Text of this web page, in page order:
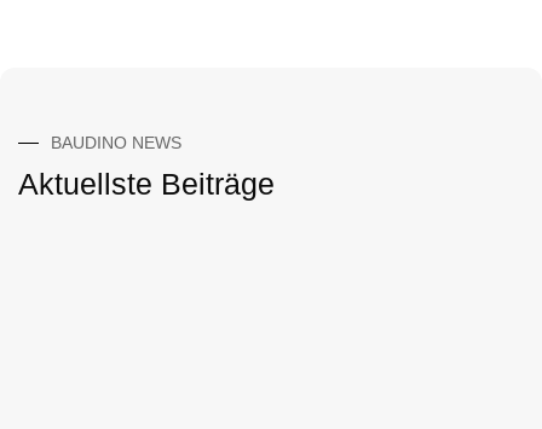
BAUDINO NEWS
Aktuellste Beiträge